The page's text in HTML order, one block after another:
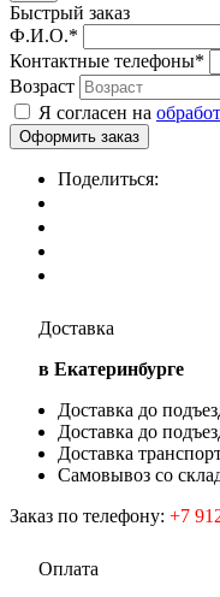
Быстрый заказ
Ф.И.О.*
Контактные телефоны*
Возраст
Я согласен на
Поделиться:
Доставка
в Екатеринбурге
Доставка до
Доставка до
Доставка
Самовывоз со
Заказ по телефону: +7
Оплата